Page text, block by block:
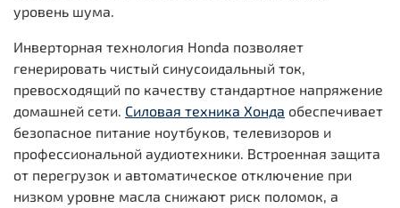
уровень шума.
Инверторная технология Honda позволяет
генерировать чистый синусоидальный ток,
превосходящий по качеству стандартное напряжение
домашней сети. Силовая техника Хонда обеспечивает
безопасное питание ноутбуков, телевизоров и
профессиональной аудиотехники. Встроенная защита
от перегрузок и автоматическое отключение при
низком уровне масла снижают риск поломок, а